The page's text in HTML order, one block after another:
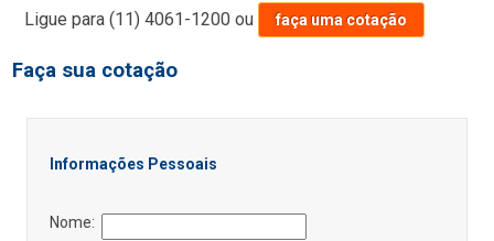
Ligue para(11) 4061-1200 ou faça uma cotação
Faça sua cotação
Informações Pessoais
Nome: